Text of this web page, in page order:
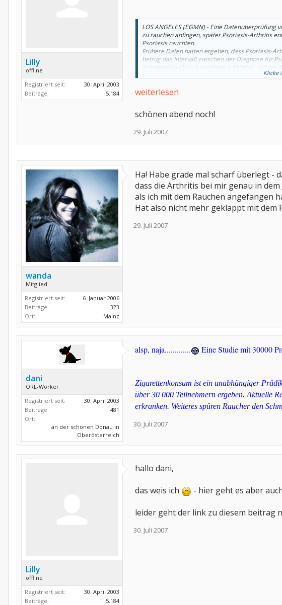
Lilly
offline
Registriert seit:
30. April 2003
Beiträge:
5.184
LOS ANGELES (EGMN) - Eine
zu rauchen anfingen, später Psoriasis-Arthritis
Psoriasis rauchten.
Frühere Daten hatten ergeben, dass Psoriasis-
betrug das Intervall zwischen der Diagnose für
Krankheitsausbruch rauchten acht Jahre und
Klicke
weiterlesen
schönen abend noch!
29. Juli 2007
wanda
Mitglied
Registriert seit:
6. Januar 2006
Beiträge:
323
Ort:
Mainz
Ha! Habe grade mal scharf überlegt -
dass die Arthritis bei mir genau in
als ich mit dem Rauchen angefangen
Hat also nicht mehr geklappt mit dem
29. Juli 2007
dani
ÖRL-Worker
Registriert seit:
30. April 2003
Beiträge:
481
Ort:
an der schönen Donau in
Oberösterreich
alsp, naja............. Eine Studie mit 30000
Zigarettenkonsum ist ein unabhängiger
über 30 000 Teilnehmern ergeben. Aktuelle
erkranken. Weiteres spüren Raucher den
30. Juli 2007
Lilly
offline
Registriert seit:
30. April 2003
Beiträge:
5.184
hallo dani,
das weis ich
- hier geht es aber
leider geht der link zu diesem beitrag
30. Juli 2007